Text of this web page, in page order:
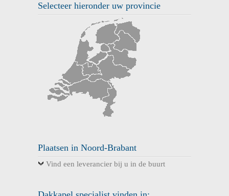
Selecteer hieronder uw provincie
Plaatsen in Noord-Brabant
Vind een leverancier bij u in de buurt